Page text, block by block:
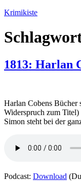
Zum
springen
Krimikiste
1813: Harlan
Harlan Cobens Bücher
Widerspruch zum Titel)
Simon steht bei der
Podcast: Download